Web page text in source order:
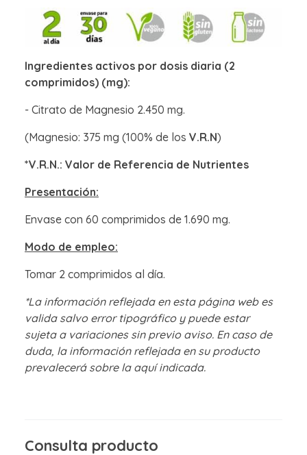
Ingredientes activos por dosis diaria (2
comprimidos) (mg):
- Citrato de Magnesio 2.450 mg.
(Magnesio: 375 mg (100% de los V.R.N)
*V.R.N.: Valor de Referencia de Nutrientes
Presentación:
Envase con 60 comprimidos de 1.690 mg.
Modo de empleo:
Tomar 2 comprimidos al día.
*La información reflejada en esta página web es
valida salvo error tipográfico y puede estar
sujeta a variaciones sin previo aviso. En caso de
duda, la información reflejada en su producto
prevalecerá sobre la aquí indicada.
Consulta producto